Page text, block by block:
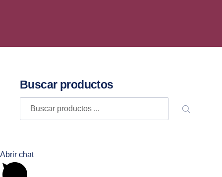
Buscar productos
Buscar
BUSCAR
Abrir chat